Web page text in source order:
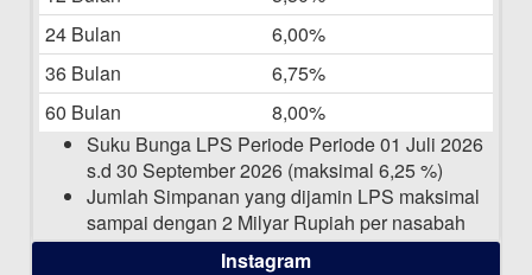
Bulan April 2025
15-04-2025
Pengumuman Nama Baru Perusahaan
24 Bulan
6,00%
36 Bulan
6,75%
60 Bulan
8,00%
Suku Bunga LPS Periode Periode 01 Juli 2026
s.d 30 September 2026 (maksimal 6,25 %)
Jumlah Simpanan yang dijamin LPS maksimal
sampai dengan 2 Milyar Rupiah per nasabah
dalam satu bankInstagram